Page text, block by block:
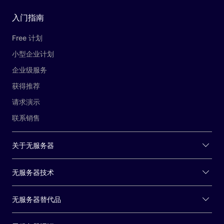
入门指南
Free 计划
小型企业计划
企业级服务
获得推荐
请求演示
联系销售
关于无服务器
无服务器技术
无服务器替代品